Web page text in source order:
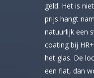
geld. Het is
prijs hangt
natuurlijk een
coating bij
het glas. De
een flat, dan